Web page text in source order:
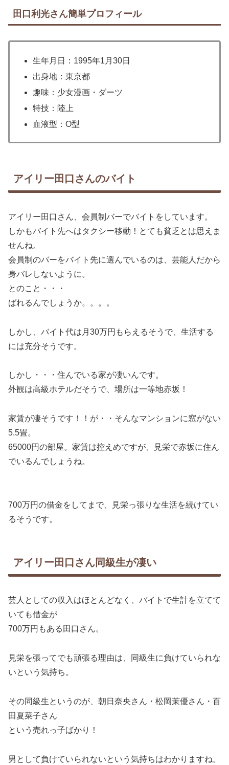
田口利光さん簡単プロフィール
生年月日：1995年1月30日
出身地：東京都
趣味：少女漫画・ダーツ
特技：陸上
血液型：O型
アイリー田口さんのバイト
アイリー田口さん、会員制バーでバイトをしています。
しかもバイト先へはタクシー移動！とても貧乏とは思えま
せんね。
会員制のバーをバイト先に選んでいるのは、芸能人だから
身バレしないように。
とのこと・・・
ばれるんでしょうか。。。。
しかし、バイト代は月30万円もらえるそうで、生活する
には充分そうです。
しかし・・・住んでいる家が凄いんです。
外観は高級ホテルだそうで、場所は一等地赤坂！
家賃が凄そうです！！が・・そんなマンションに窓がない
5.5畳。
65000円の部屋。家賃は控えめですが、見栄で赤坂に住ん
でいるんでしょうね。
700万円の借金をしてまで、見栄っ張りな生活を続けてい
るそうです。
アイリー田口さん同級生が凄い
芸人としての収入はほとんどなく、バイトで生計を立てて
いても借金が
700万円もある田口さん。
見栄を張ってでも頑張る理由は、同級生に負けていられな
いという気持ち。
その同級生というのが、朝日奈央さん・松岡茉優さん・百
田夏菜子さん
という売れっ子ばかり！
男として負けていられないという気持ちはわかりますね。